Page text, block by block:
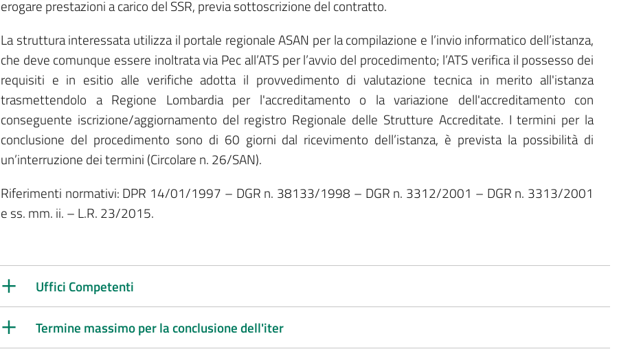
erogare prestazioni a carico del SSR, previa sottoscrizione del contratto.
La struttura interessata utilizza il portale regionale ASAN per la compilazione e l’invio informatico dell’istanza,
che deve comunque essere inoltrata via Pec all’ATS per l’avvio del procedimento; l’ATS verifica il possesso dei
requisiti e in esitio alle verifiche adotta il provvedimento di valutazione tecnica in merito all'istanza
trasmettendolo a Regione Lombardia per l'accreditamento o la variazione dell'accreditamento con
conseguente iscrizione/aggiornamento del registro Regionale delle Strutture Accreditate. I termini per la
conclusione del procedimento sono di 60 giorni dal ricevimento dell’istanza, è prevista la possibilità di
un’interruzione dei termini (Circolare n. 26/SAN).
Riferimenti normativi: DPR 14/01/1997 – DGR n. 38133/1998 – DGR n. 3312/2001 – DGR n. 3313/2001
e ss. mm. ii. – L.R. 23/2015.
Uffici Competenti
Termine massimo per la conclusione dell'iter